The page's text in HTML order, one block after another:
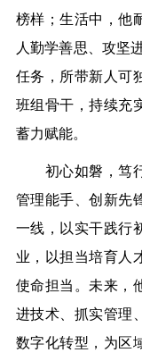
榜样；生活中，他
人勤学善思、攻坚
任务，所带新人可
班组骨干，持续充
蓄力赋能。
初心如磐，笃行
管理能手、创新先
一线，以实干践行
业，以担当培育人
使命担当。未来，
进技术、抓实管理
数字化转型，为区